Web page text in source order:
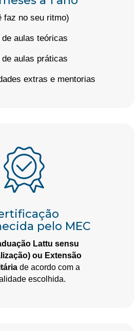
faz no seu ritmo)
de aulas teóricas
de aulas práticas
extras e mentorias
pelo MEC
Lattu sensu
ou Extensão
de acordo com a
escolhida.